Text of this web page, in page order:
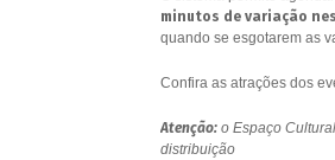
minutos de variação
quando se esgotarem as
Confira as atrações dos
Atenção:o Espaço
distribuição